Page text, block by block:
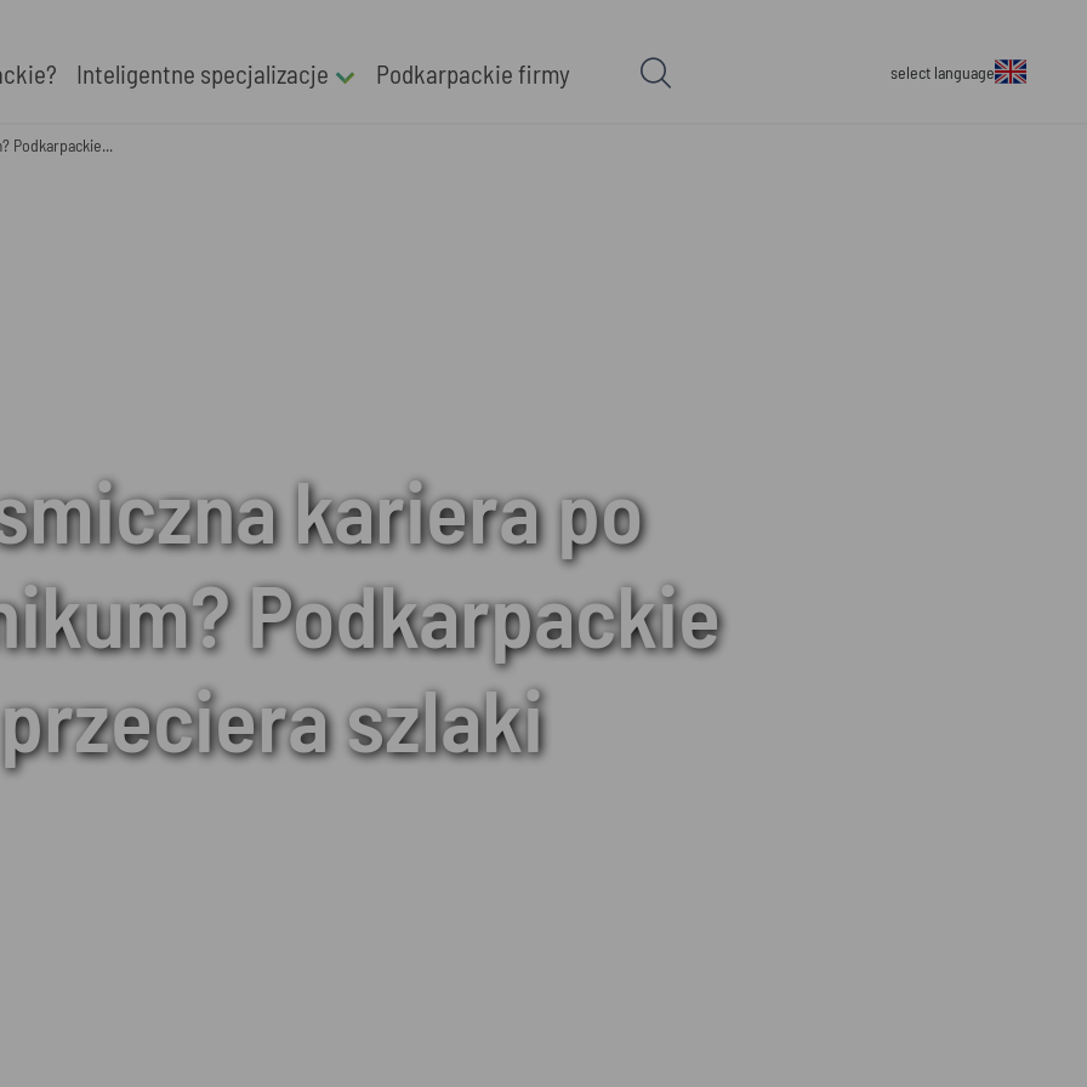
Inteligentne specjalizacje Podkarpackie firmy select language
Podkarpackie...
kariera po
Podkarpackie
przeciera szlaki